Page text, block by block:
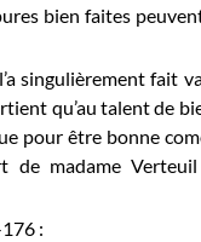
bien faites
singulièrement fait
qu’au talent de
pour être bonne
de madame
: